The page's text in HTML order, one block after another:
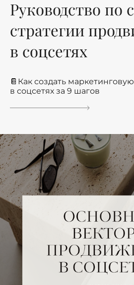
Руководство по
стратегии
в соцсетях
📔Как создать
в соцсетях за 9 шагов